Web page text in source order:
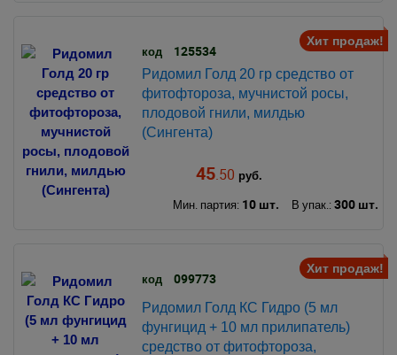
Хит продаж!
код 125534
Ридомил Голд 20 гр средство от
фитофтороза, мучнистой росы,
плодовой гнили, милдью
(Сингента)
45.50 руб.
Мин. партия: 10 шт. В упак.: 300 шт.
Хит продаж!
код 099773
Ридомил Голд КС Гидро (5 мл
фунгицид + 10 мл прилипатель)
средство от фитофтороза,